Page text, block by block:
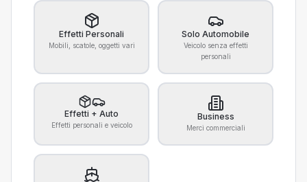
Effetti Personali
Mobili, scatole, oggetti vari
Solo Automobile
Veicolo senza effetti
personali
Effetti + Auto
Effetti personali e veicolo
Business
Merci commerciali